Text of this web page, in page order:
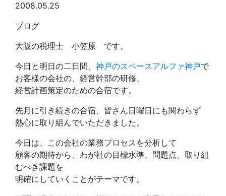
2008.05.25
ブログ
大阪の税理士 小笠原 です。
今日と明日の二日間、 神戸のスペースアルファ神戸で
お客様の会社の、経営幹部の研修、
経営計画策定のための合宿です。
先月に引き続きの合宿、皆さん日曜日にも関わらず
熱心に取り組んでいただきました。
今日は、この会社の業務プロセスを分析して
顧客の期待から、わが社の目標水準、問題点、取り組
むべき課題を
明確にしていくことがテーマです。